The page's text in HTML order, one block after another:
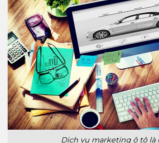
Dịch vụ marketing ô tô là